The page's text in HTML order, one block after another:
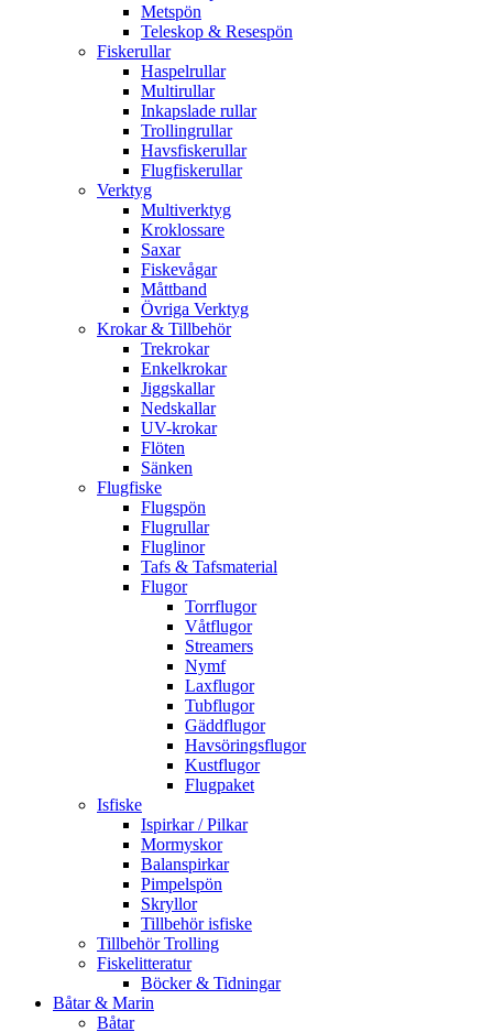
Metspön
Teleskop & Resespön
Fiskerullar
Haspelrullar
Multirullar
Inkapslade rullar
Trollingrullar
Havsfiskerullar
Flugfiskerullar
Verktyg
Multiverktyg
Kroklossare
Saxar
Fiskevågar
Måttband
Övriga Verktyg
Krokar & Tillbehör
Trekrokar
Enkelkrokar
Jiggskallar
Nedskallar
UV-krokar
Flöten
Sänken
Flugfiske
Flugspön
Flugrullar
Fluglinor
Tafs & Tafsmaterial
Flugor
Torrflugor
Våtflugor
Streamers
Nymf
Laxflugor
Tubflugor
Gäddflugor
Havsöringsflugor
Kustflugor
Flugpaket
Isfiske
Ispirkar / Pilkar
Mormyskor
Balanspirkar
Pimpelspön
Skryllor
Tillbehör isfiske
Tillbehör Trolling
Fiskelitteratur
Böcker & Tidningar
Båtar & Marin
Båtar